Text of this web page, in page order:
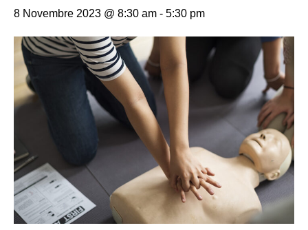
8 Novembre 2023 @ 8:30 am - 5:30 pm